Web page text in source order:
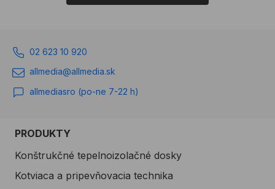
02 623 10 920
allmedia@allmedia.sk
allmediasro (po-ne 7-22 h)
PRODUKTY
Konštrukčné tepelnoizolačné dosky
Kotviaca a pripevňovacia technika